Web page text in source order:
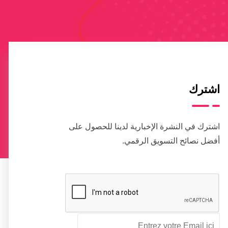
اشترك
اشترك في النشرة الإخبارية لدينا للحصول على
أفضل نصائح التسويق الرقمي.